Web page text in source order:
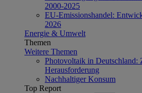
2000-2025
EU-Emissionshandel:
2026
Energie & Umwelt
Themen
Weitere Themen
Photovoltaik in Deutschland:
Herausforderung
Nachhaltiger Konsum
Top Report